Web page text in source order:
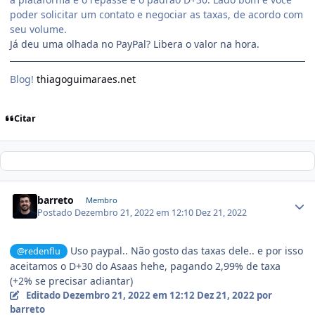
poder solicitar um contato e negociar as taxas, de acordo com
seu volume.
Já deu uma olhada no PayPal? Libera o valor na hora.
Blog! thiagoguimaraes.net
Citar
barreto Membro
Postado Dezembro 21, 2022 em 12:10 Dez 21, 2022
@redenflu
Uso paypal.. Não gosto das taxas dele.. e por isso
aceitamos o D+30 do Asaas hehe, pagando 2,99% de taxa
(+2% se precisar adiantar)
Editado Dezembro 21, 2022 em 12:12 Dez 21, 2022por
barreto